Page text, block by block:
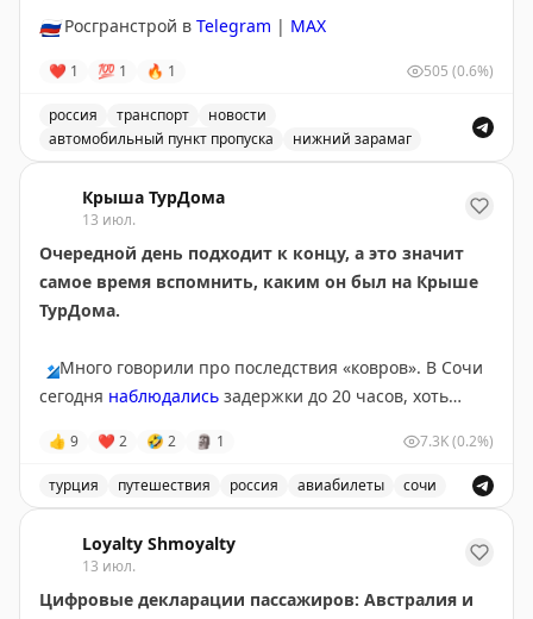
🇷🇺Росгранстрой в Telegram | MAX
❤ 1 💯 1 🔥 1 505 (0.6%)
россия транспорт
новости
автомобильный пункт пропуска
нижний зарамаг
Крыша ТурДома
13 июл.
Очередной день подходит к концу, а это значит
самое время вспомнить, каким он был на Крыше
ТурДома.
🔹Много говорили про последствия «ковров». В Сочи
сегодня наблюдались задержки до 20 часов, хоть
Серьезные корректировки в графиках приводят к
тому, что пассажиры чащеоформляют страховки
на
этот случай. Проверили, не врут ли цифры в
федеральных СМИ,опросом
на Крыше ТурДома. Рост
подтверждают
страховщики.
👍 9 ❤ 2 🤣 2 🗿 1 7.3K(0.2%)
турция путешествия россия авиабилеты сочи
Loyalty Shmoyalty
13 июл.
Цифровые декларации пассажиров: Австралия и